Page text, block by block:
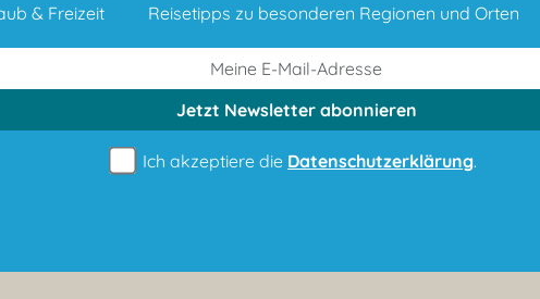
& Freizeit
Reisetipps zu besonderen Regionen und Orten
Jetzt Newsletterabonnieren
Ich akzeptiere die Datenschutzerklärung.